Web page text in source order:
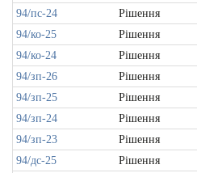
94/пс-24
Рішення
94/ко-25
Рішення
94/ко-24
Рішення
94/зп-26
Рішення
94/зп-25
Рішення
94/зп-24
Рішення
94/зп-23
Рішення
94/дс-25
Рішення